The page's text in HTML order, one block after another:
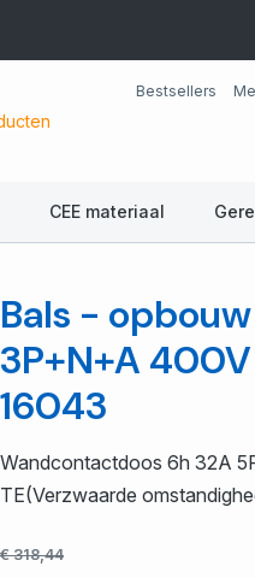
Bestsellers
CEE materiaal
Bals -
3P+N+A
16043
Wandcontactdoos 6h 32A
TE(Verzwaarde
€ 318,44